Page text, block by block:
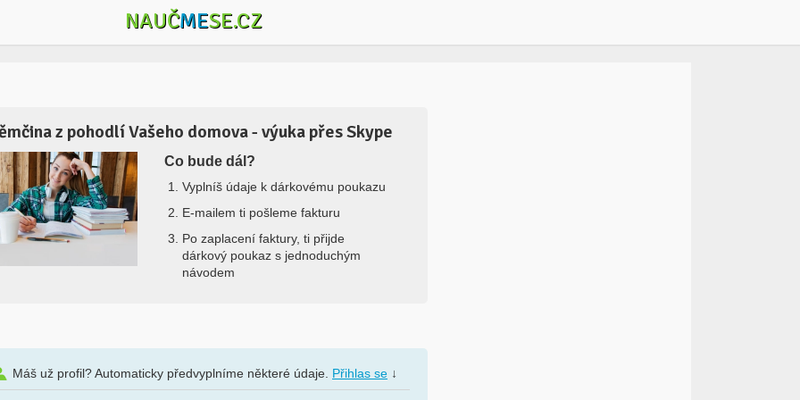
NAUČMESE.CZ
z pohodlí Vašeho domova - výuka přes Skype
Co bude dál?
Vyplníš údaje k dárkovému poukazu
E-mailem ti pošleme fakturu
Po zaplacení faktury, ti přijde
dárkový poukaz s jednoduchým
návodem
Máš už profil? Automaticky předvyplníme některé údaje. Přihlas se ↓